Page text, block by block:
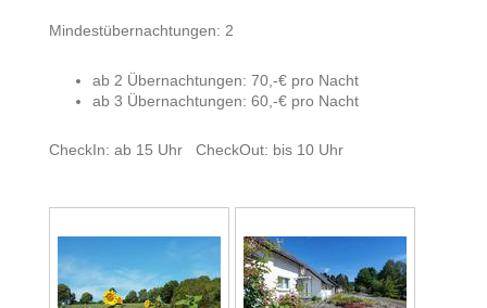
Mindestübernachtungen: 2
ab 2 Übernachtungen: 70,-€ pro Nacht
ab 3 Übernachtungen: 60,-€ pro Nacht
CheckIn: ab 15 Uhr CheckOut: bis 10 Uhr